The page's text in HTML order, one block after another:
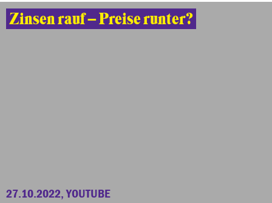
Zinsen rauf – Preise runter?
27.10.2022, YOUTUBE